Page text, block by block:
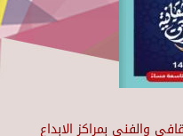
والفني بمراكز الابداع